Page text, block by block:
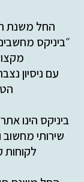
״ביניקס
עם ניסיון
ביניקס הינו
שירותי מחשוב
לקוחות